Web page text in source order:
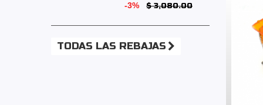
-3% $ 3,080.00
TODAS LAS REBAJAS